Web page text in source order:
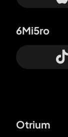
Otrium
6Mi5ro